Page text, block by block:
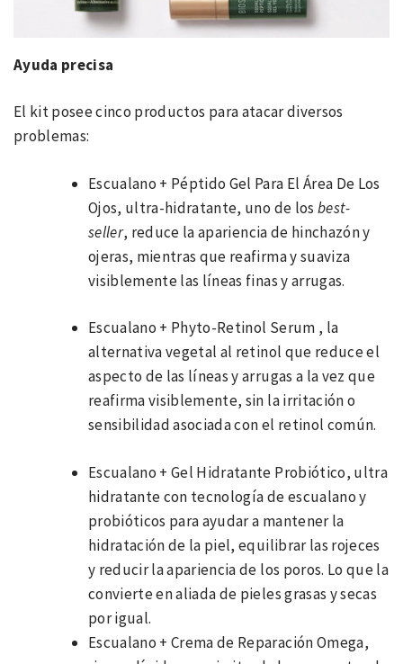
Ayuda precisa
El kit posee cinco productos para atacar diversos
problemas:
Escualano + Péptido Gel Para El Área De Los
Ojos, ultra-hidratante, uno de los best-
seller, reduce la apariencia de hinchazón y
ojeras, mientras que reafirma y suaviza
visiblemente las líneas finas y arrugas.
Escualano + Phyto-Retinol Serum , la
alternativa vegetal al retinol que reduce el
aspecto de las líneas y arrugas a la vez que
reafirma visiblemente, sin la irritación o
sensibilidad asociada con el retinol común.
Escualano + Gel Hidratante Probiótico, ultra
hidratante con tecnología de escualano y
probióticos para ayudar a mantener la
hidratación de la piel, equilibrar las rojeces
y reducir la apariencia de los poros. Lo que la
convierte en aliada de pieles grasas y secas
por igual.
Escualano + Crema de Reparación Omega,